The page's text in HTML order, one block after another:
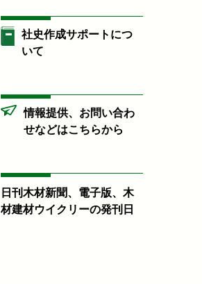
社史作成サポートにつ
いて
情報提供、お問い合わ
せなどはこちらから
日刊木材新聞、電子版、木
材建材ウイクリーの発刊日